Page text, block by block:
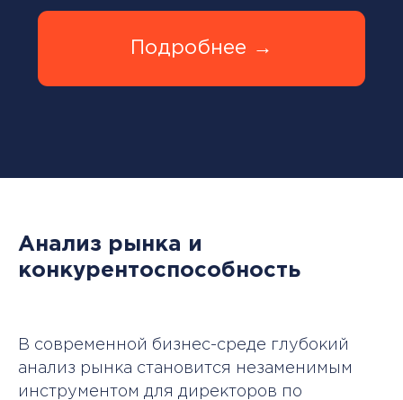
Анализ рынка и
конкурентоспособность
В современной бизнес-среде глубокий
анализ рынка становится незаменимым
инструментом для директоров по